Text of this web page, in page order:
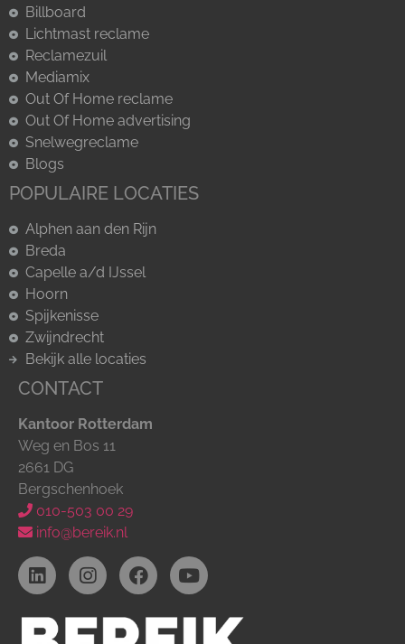
Billboard
Lichtmast reclame
Reclamezuil
Mediamix
Out Of Home reclame
Out Of Home advertising
Snelwegreclame
Blogs
POPULAIRE LOCATIES
Alphen aan den Rijn
Breda
Capelle a/d IJssel
Hoorn
Spijkenisse
Zwijndrecht
Bekijk alle locaties
CONTACT
Kantoor Rotterdam
Weg en Bos 11
2661 DG
Bergschenhoek
010-503 00 29
info@bereik.nl